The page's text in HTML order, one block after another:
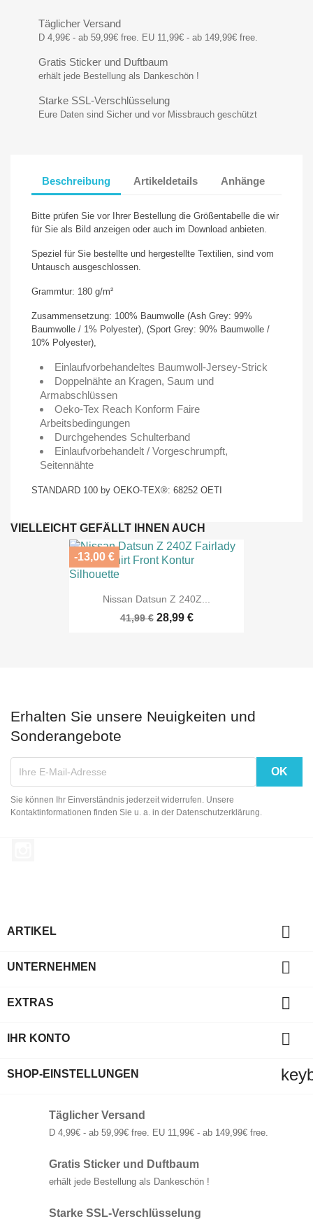
Täglicher Versand
D 4,99€ - ab 59,99€ free. EU 11,99€ - ab 149,99€ free.
Gratis Sticker und Duftbaum
erhält jede Bestellung als Dankeschön !
Starke SSL-Verschlüsselung
Eure Daten sind Sicher und vor Missbrauch geschützt
Beschreibung Artikeldetails Anhänge
Bitte prüfen Sie vor Ihrer Bestellung die Größentabelle die wir
für Sie als Bild anzeigen oder auch im Download anbieten.
Speziel für Sie bestellte und hergestellte Textilien, sind vom
Untausch ausgeschlossen.
Grammtur: 180 g/m²
Zusammensetzung: 100% Baumwolle (Ash Grey: 99%
Baumwolle / 1% Polyester), (Sport Grey: 90% Baumwolle /
10% Polyester),
Einlaufvorbehandeltes Baumwoll-Jersey-Strick
Doppelnähte an Kragen, Saum und
Armabschlüssen
Oeko-Tex Reach Konform Faire
Arbeitsbedingungen
Durchgehendes Schulterband
Einlaufvorbehandelt / Vorgeschrumpft,
Seitennähte
STANDARD 100 by OEKO-TEX®: 68252 OETI
VIELLEICHT GEFÄLLT IHNEN AUCH
Nissan Datsun Z 240Z...
41,99 € 28,99 €
-13,00 €
Erhalten Sie unsere Neuigkeiten und
Sonderangebote
Sie können Ihr Einverständnis jederzeit widerrufen. Unsere
Kontaktinformationen finden Sie u. a. in der Datenschutzerklärung.
ARTIKEL 
UNTERNEHMEN 
EXTRAS 
IHR KONTO 
SHOP-EINSTELLUNGEN
Täglicher Versand
D 4,99€ - ab 59,99€ free. EU 11,99€ - ab 149,99€ free.
Gratis Sticker und Duftbaum
erhält jede Bestellung als Dankeschön !
Starke SSL-Verschlüsselung